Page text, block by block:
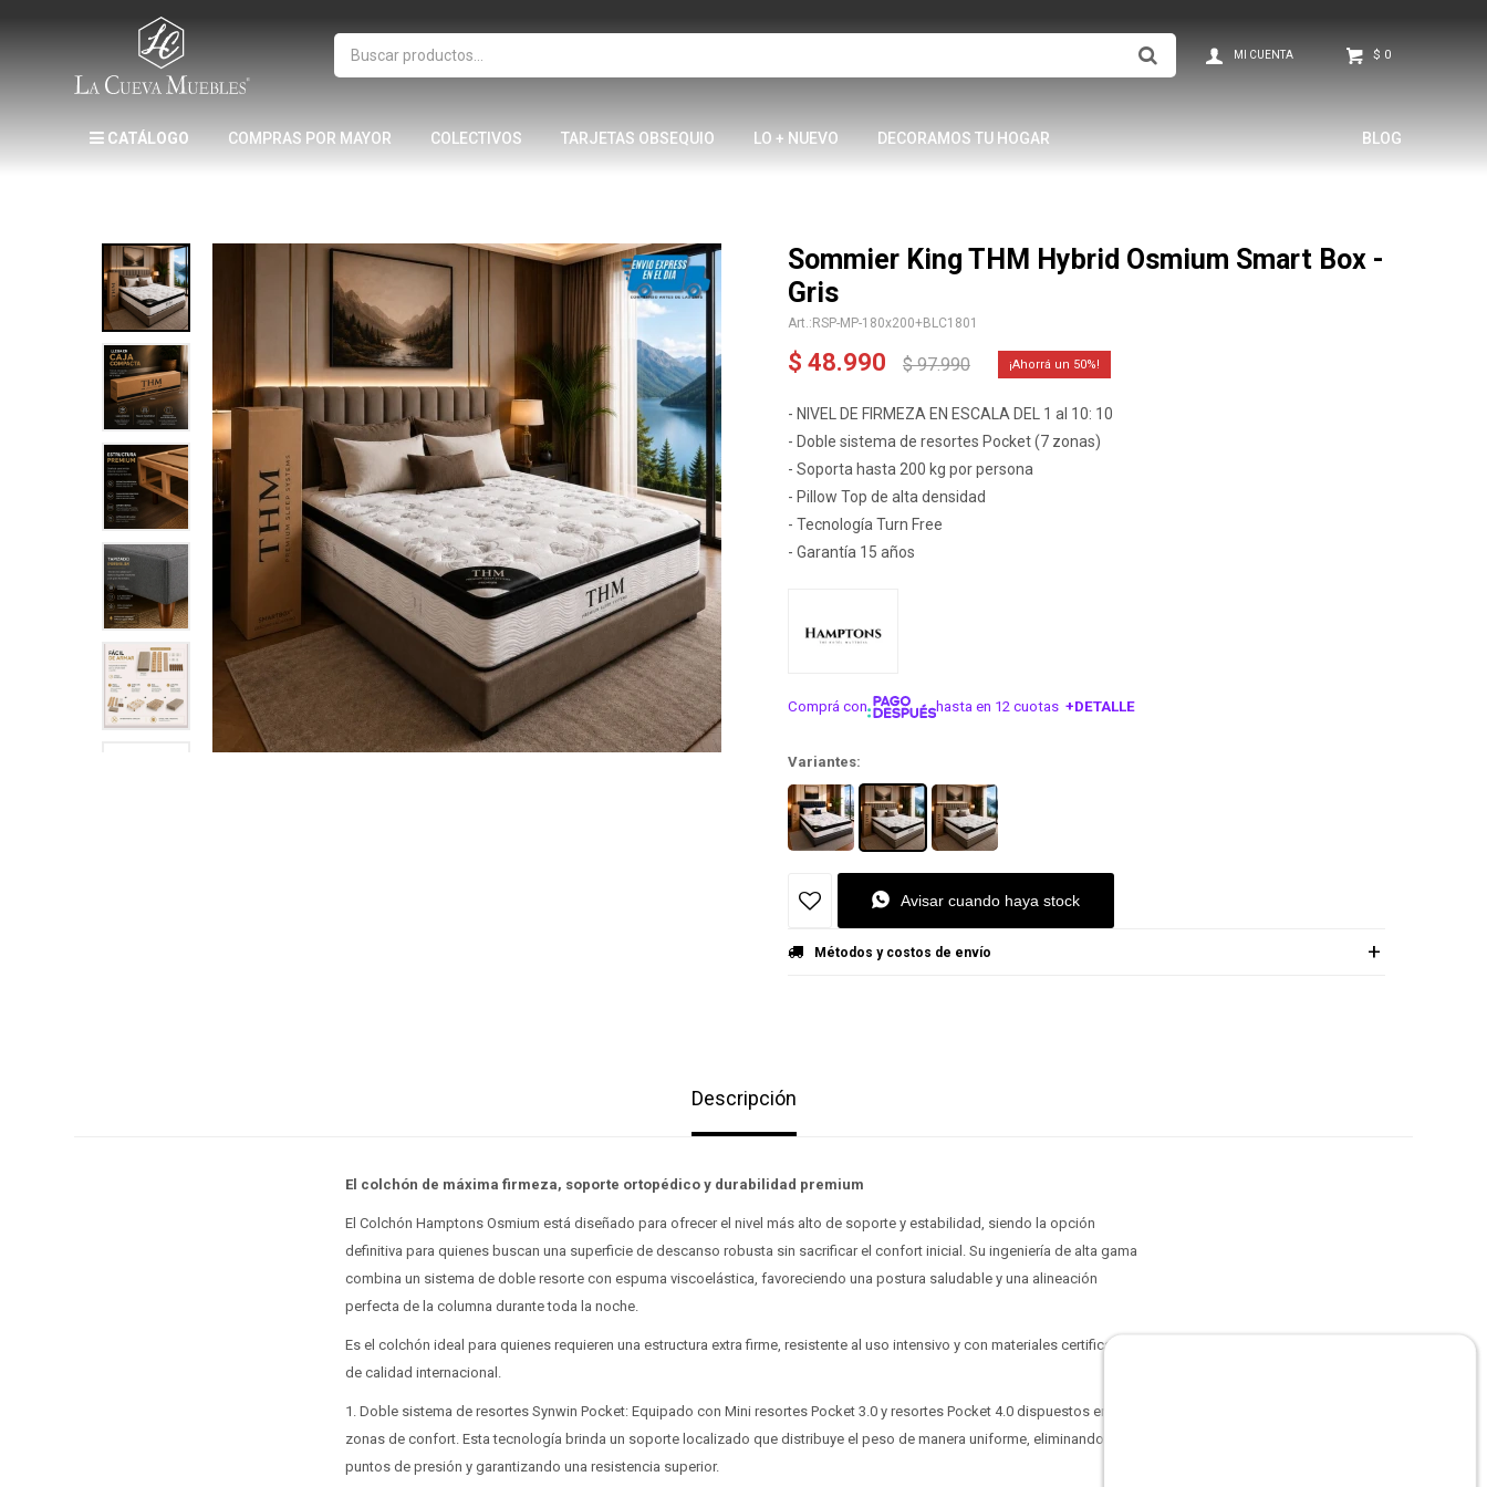
CATÁLOGO COMPRAS POR MAYOR COLECTIVOS TARJETAS OBSEQUIO LO + NUEVO DECORAMOS TU HOGAR BLOG
$ 0
Sommier King THM Hybrid Osmium Smart Box -
Gris
RSP-MP-180x200+BLC1801
$ 48.990 $ 97.990 50
- NIVEL DE FIRMEZA EN ESCALA DEL 1 al 10: 10
- Doble sistema de resortes Pocket (7 zonas)
- Soporta hasta 200 kg por persona
- Pillow Top de alta densidad
- Tecnología Turn Free
- Garantía 15 años
Comprá con hasta en 12 cuotas +DETALLE
Variantes:
Avisar cuando haya stock
Métodos y costos de envío
Descripción
El colchón de máxima firmeza, soporte ortopédico y durabilidad premium
El Colchón Hamptons Osmium está diseñado para ofrecer el nivel más alto de soporte y estabilidad, siendo la opción
definitiva para quienes buscan una superficie de descanso robusta sin sacrificar el confort inicial. Su ingeniería de alta gama
combina un sistema de doble resorte con espuma viscoelástica, favoreciendo una postura saludable y una alineación
perfecta de la columna durante toda la noche.
Es el colchón ideal para quienes requieren una estructura extra firme, resistente al uso intensivo y con materiales certificados
de calidad internacional.
1. Doble sistema de resortes Synwin Pocket: Equipado con Mini resortes Pocket 3.0 y resortes Pocket 4.0 dispuestos en 7
zonas de confort. Esta tecnología brinda un soporte localizado que distribuye el peso de manera uniforme, eliminando
puntos de presión y garantizando una resistencia superior.